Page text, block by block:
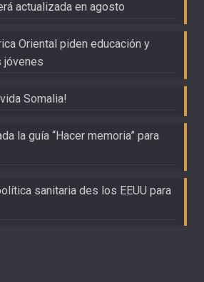
actualizada en agosto
Oriental piden educación y
jóvenes
Somalia!
la guía “Hacer memoria” para
sanitaria des los EEUU para